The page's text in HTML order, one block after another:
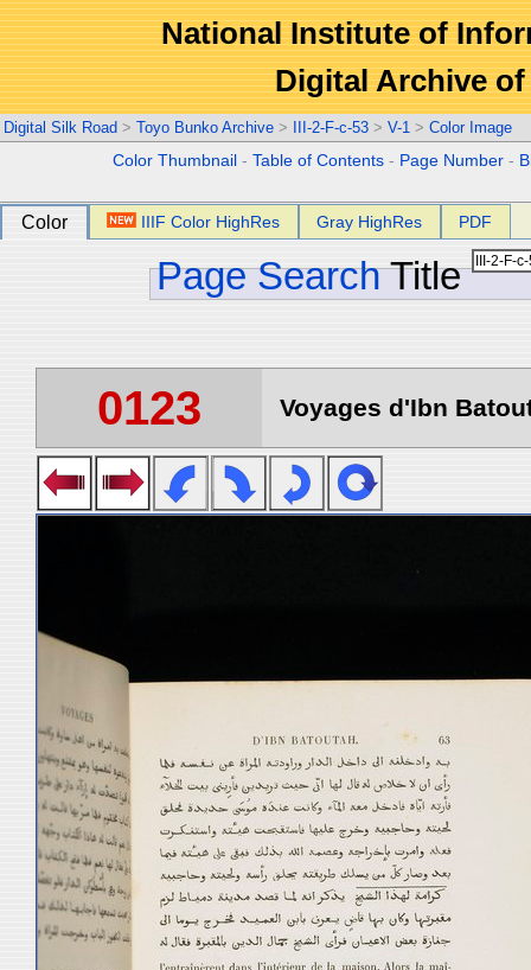
National Institute of
Digital Archive
Digital Silk Road > Toyo Bunko Archive > III-2-F-c-53 > V-1 > Color Image
Color Thumbnail -Table of Contents - Page Number -
Color IIIF Color HighRes Gray HighRes PDF
Page Search Title
0123 Voyages d'Ibn